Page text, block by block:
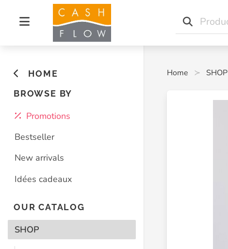
HOME
BROWSE BY
Promotions
Bestseller
New arrivals
Idées cadeaux
OUR CATALOG
SHOP
Home SHOP